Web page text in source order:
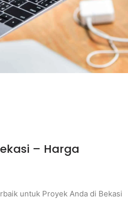
– Harga
untuk Proyek Anda di Bekasi